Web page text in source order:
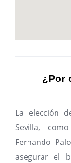
¿Por
La elección
Sevilla,
Fernando
asegurar el